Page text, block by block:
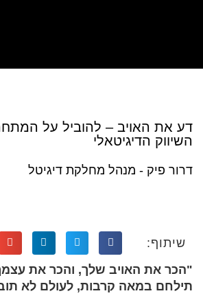
דע את האויב – להוביל על
השיווק הדיגיטאלי
דרור פיק - מנהל מחלקת דיגיטל
שיתוף:
"הכר את האויב שלך, והכר את
תילחם במאה קרבות, לעולם לא